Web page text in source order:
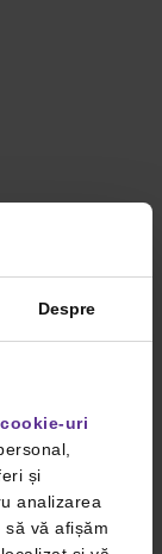
Despre
cookie-uri
și
analizarea
vă afișăm